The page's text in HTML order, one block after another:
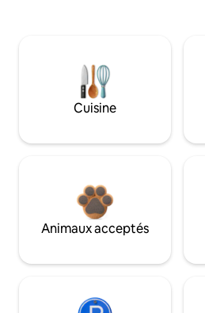
Cuisine
Animaux acceptés